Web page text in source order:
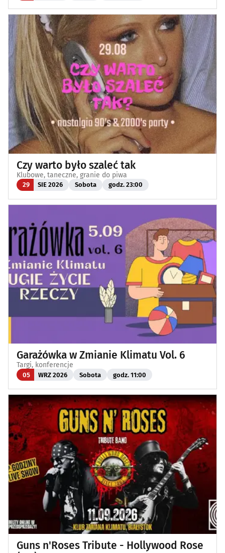
Czy warto było szaleć tak
Klubowe, taneczne, granie do piwa
29 SIE 2026 Sobota godz. 23:00
Garażówka w Zmianie Klimatu Vol. 6
Targi, konferencje
05 WRZ 2026 Sobota godz. 11:00
Guns n'Roses Tribute - Hollywood Rose